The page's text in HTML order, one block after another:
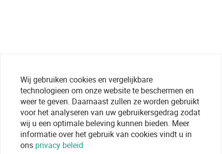
Wij gebruiken cookies en vergelijkbare
technologieen om onze website te beschermen en
weer te geven. Daarnaast zullen ze worden gebruikt
voor het analyseren van uw gebruikersgedrag zodat
wij u een optimale beleving kunnen bieden. Meer
informatie over het gebruik van cookies vindt u in
ons privacy beleid